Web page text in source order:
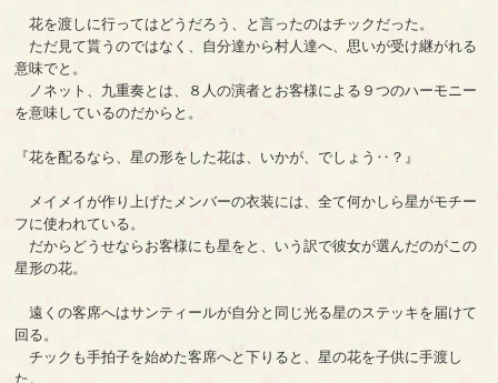
花を渡しに行ってはどうだろう、と言ったのはチックだった。
ただ見て貰うのではなく、自分達から村人達へ、思いが受け継がれる
意味でと。
ノネット、九重奏とは、８人の演者とお客様による９つのハーモニー
を意味しているのだからと。
『花を配るなら、星の形をした花は、いかが、でしょう‥？』
メイメイが作り上げたメンバーの衣装には、全て何かしら星がモチー
フに使われている。
だからどうせならお客様にも星をと、いう訳で彼女が選んだのがこの
星形の花。
遠くの客席へはサンティールが自分と同じ光る星のステッキを届けて
回る。
チックも手拍子を始めた客席へと下りると、星の花を子供に手渡し
た。